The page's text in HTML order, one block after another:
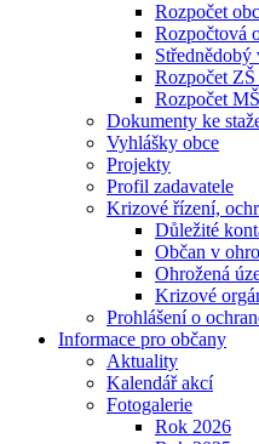
Rozpočet
Rozpočtová
Střednědobý
Rozpočet
Rozpočet
Dokumenty ke
Vyhlášky obce
Projekty
Profil zadavatele
Krizové řízení,
Důležité
Občan v
Ohrožená
Krizové
Prohlášení o
Informace pro občany
Aktuality
Kalendář akcí
Fotogalerie
Rok 2026